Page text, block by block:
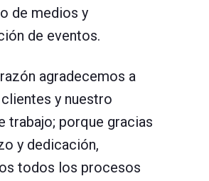
de medios y
de eventos.
agradecemos a
y nuestro
trabajo; porque gracias
y dedicación,
todos los procesos